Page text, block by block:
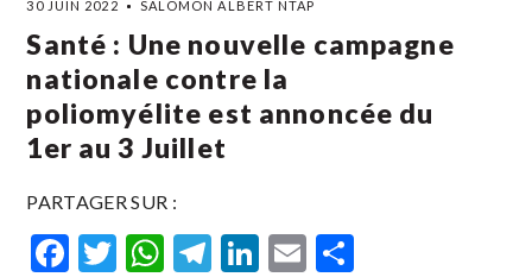
30 JUIN 2022 SALOMON ALBERT NTAP
Santé : Une nouvelle campagne
nationale contre la
poliomyélite est annoncée du
1er au 3 Juillet
PARTAGER SUR :
Facebook
Twitter
WhatsApp
Telegram
LinkedIn
Email